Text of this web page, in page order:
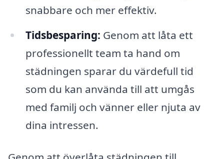
snabbare och mer effektiv.
Tidsbesparing: Genom att låta ett
professionellt team ta hand om
städningen sparar du värdefull tid
som du kan använda till att umgås
med familj och vänner eller njuta av
dina intressen.